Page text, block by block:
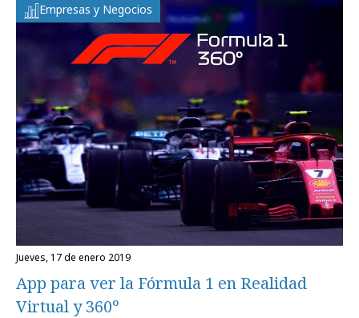
Empresas y Negocios
jueves, 17 de enero 2019
App para ver la Fórmula 1 en Realidad
Virtual y 360º